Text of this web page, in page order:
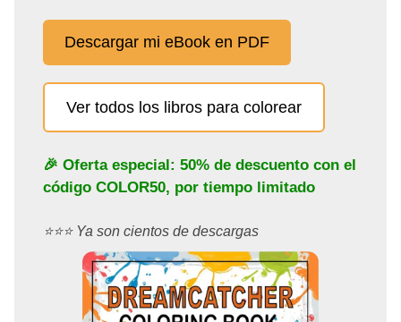
Descargar mi eBook en PDF
Ver todos los libros para colorear
🎉 Oferta especial: 50% de descuento con el
código COLOR50, por tiempo limitado
⭐️⭐️⭐️ Ya son cientos de descargas